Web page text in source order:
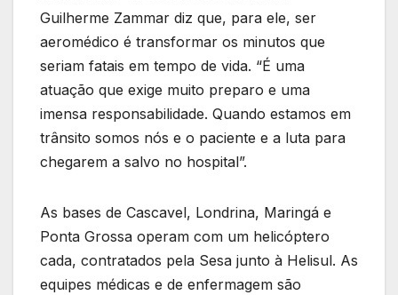
Guilherme Zammar diz que, para ele, ser
aeromédico é transformar os minutos que
seriam fatais em tempo de vida. “É uma
atuação que exige muito preparo e uma
imensa responsabilidade. Quando estamos em
trânsito somos nós e o paciente e a luta para
chegarem a salvo no hospital”.
As bases de Cascavel, Londrina, Maringá e
Ponta Grossa operam com um helicóptero
cada, contratados pela Sesa junto à Helisul. As
equipes médicas e de enfermagem são